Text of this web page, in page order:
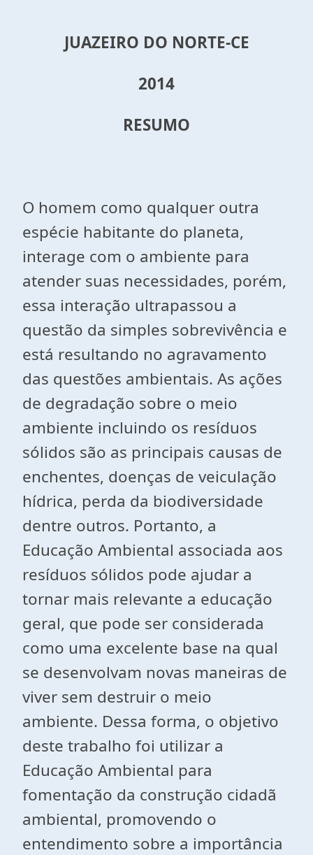
JUAZEIRO DO NORTE-CE
2014
RESUMO
O homem como qualquer outra
espécie habitante do planeta,
interage com o ambiente para
atender suas necessidades, porém,
essa interação ultrapassou a
questão da simples sobrevivência e
está resultando no agravamento
das questões ambientais. As ações
de degradação sobre o meio
ambiente incluindo os resíduos
sólidos são as principais causas de
enchentes, doenças de veiculação
hídrica, perda da biodiversidade
dentre outros. Portanto, a
Educação Ambiental associada aos
resíduos sólidos pode ajudar a
tornar mais relevante a educação
geral, que pode ser considerada
como uma excelente base na qual
se desenvolvam novas maneiras de
viver sem destruir o meio
ambiente. Dessa forma, o objetivo
deste trabalho foi utilizar a
Educação Ambiental para
fomentação da construção cidadã
ambiental, promovendo o
entendimento sobre a importância